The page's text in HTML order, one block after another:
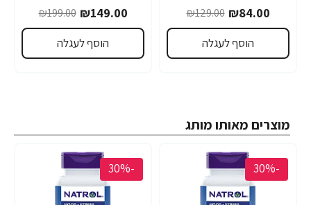
₪84.00
₪129.00
הוסף לעגלה
₪149.00
₪199.00
הוסף לעגלה
מוצרים מאותו מותג
-30%
-30%